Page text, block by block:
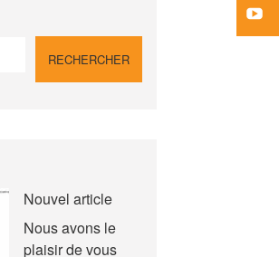
RECHERCHER
Nouvel article
Nous avons le
plaisir de vous